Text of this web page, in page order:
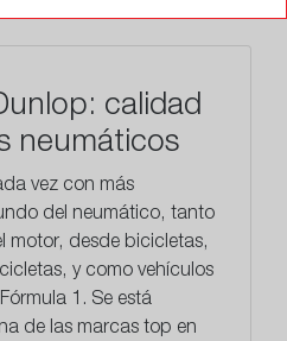
calidad
neumáticos
vez con más
del neumático, tanto
motor, desde bicicletas,
y como vehículos
1. Se está
de las marcas top en